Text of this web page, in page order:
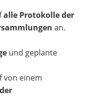
alle Protokolle der
an.
und geplante
von einem